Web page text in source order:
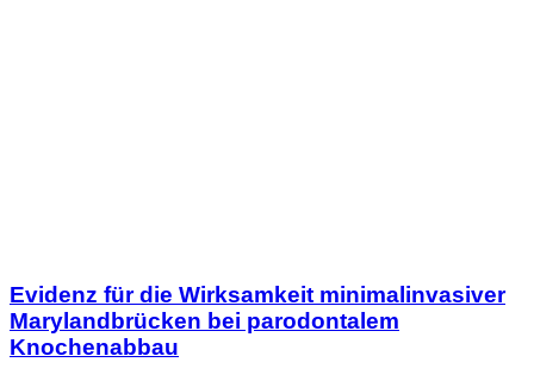
Evidenz für die Wirksamkeit minimalinvasiver
Marylandbrücken bei parodontalem
Knochenabbau